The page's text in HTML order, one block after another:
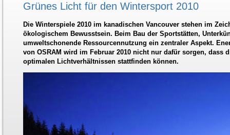
Grünes Licht für den Wintersport 2010
Die Winterspiele 2010 im kanadischen Vancouver stehen im
ökologischem Bewusstsein. Beim Bau der Sportstätten,
umweltschonende Ressourcennutzung ein zentraler Aspekt.
von OSRAM wird im Februar 2010 nicht nur dafür sorgen, dass
optimalen Lichtverhältnissen stattfinden können.